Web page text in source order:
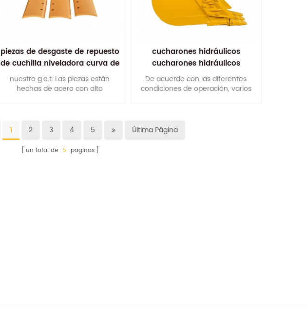
piezas de desgaste de repuesto
de cuchilla niveladora curva de
doble bisel
nuestro g.e.t. Las piezas están
hechas de acero con alto
cucharones hidráulicos
cucharones hidráulicos
De acuerdo con las diferentes
condiciones de operación, varios
placas y características de tensión,
1 2 3 4 5 Última Página
un total de 5 paginas